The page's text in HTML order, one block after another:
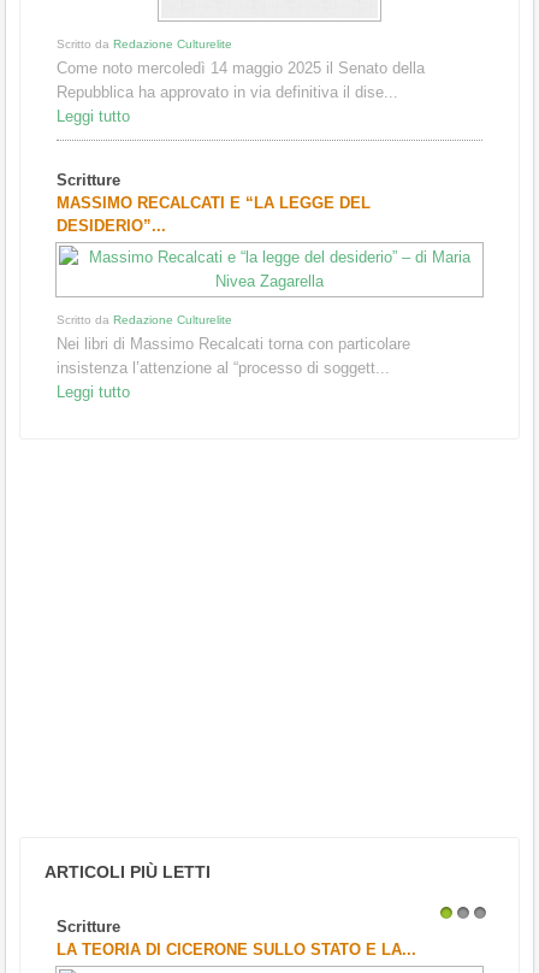
Scritto da Redazione Culturelite
Come noto mercoledì 14 maggio 2025 il Senato della
Repubblica ha approvato in via definitiva il dise...
Leggi tutto
Scritture
MASSIMO RECALCATI E “LA LEGGE DEL
DESIDERIO”...
Scritto da Redazione Culturelite
Nei libri di Massimo Recalcati torna con particolare
insistenza l’attenzione al “processo di soggett...
Leggi tutto
ARTICOLI PIÙ LETTI
Scritture
LA TEORIA DI CICERONE SULLO STATO E LA...